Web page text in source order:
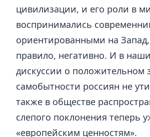
цивилизации, и его роли в
воспринимались
ориентированными на
правило, негативно. И в
дискуссии о положительном
самобытности россиян не
также в обществе
слепого поклонения теперь
«европейским ценностям».